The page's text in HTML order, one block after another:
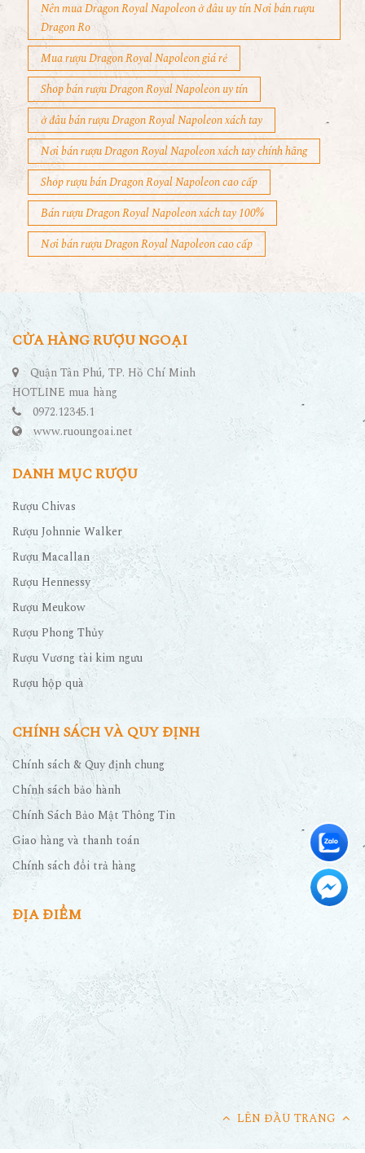
Nên mua Dragon Royal Napoleon ở đâu uy tín Nơi bán rượu
Dragon Ro
Mua rượu Dragon Royal Napoleon giá rẻ
Shop bán rượu Dragon Royal Napoleon uy tín
ở đâu bán rượu Dragon Royal Napoleon xách tay
Nơi bán rượu Dragon Royal Napoleon xách tay chính hãng
Shop rượu bán Dragon Royal Napoleon cao cấp
Bán rượu Dragon Royal Napoleon xách tay 100%
Nơi bán rượu Dragon Royal Napoleon cao cấp
LÊN ĐẦU TRANG
CỬA HÀNG RƯỢU NGOẠI
Quận Tân Phú, TP. Hồ Chí Minh
HOTLINE mua hàng
0972.12345.1
www.ruoungoai.net
DANH MỤC RƯỢU
Rượu Chivas
Rượu Johnnie Walker
Rượu Macallan
Rượu Hennessy
Rượu Meukow
Rượu Phong Thủy
Rượu Vương tài kim ngưu
Rượu hộp quà
CHÍNH SÁCH VÀ QUY ĐỊNH
Chính sách & Quy định chung
Chính sách bảo hành
Chính Sách Bảo Mật Thông Tin
Giao hàng và thanh toán
Chính sách đổi trả hàng
ĐỊA ĐIỂM